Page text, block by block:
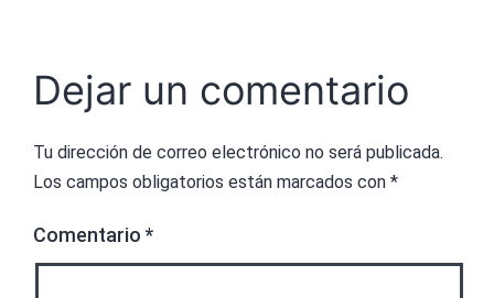
Dejar un comentario
Tu dirección de correo electrónico no será publicada.
Los campos obligatorios están marcados con *
Comentario *